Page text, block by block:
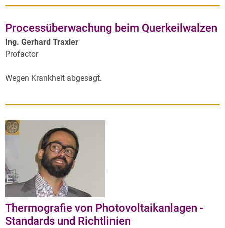
Processüberwachung beim Querkeilwalzen
Ing. Gerhard Traxler
Profactor
Wegen Krankheit abgesagt.
Thermografie von Photovoltaikanlagen -
Standards und Richtlinien